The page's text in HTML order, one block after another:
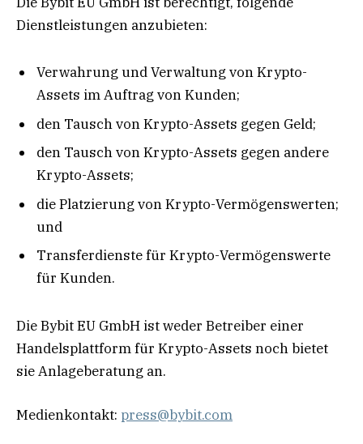
Dienstleistungen anzubieten:
Verwahrung und Verwaltung von Krypto-
Assets im Auftrag von Kunden;
den Tausch von Krypto-Assets gegen Geld;
den Tausch von Krypto-Assets gegen andere
Krypto-Assets;
die Platzierung von Krypto-Vermögenswerten;
und
Transferdienste für Krypto-Vermögenswerte
für Kunden.
Die Bybit EU GmbH ist weder Betreiber einer
Handelsplattform für Krypto-Assets noch bietet
sie Anlageberatung an.
Medienkontakt: press@bybit.com